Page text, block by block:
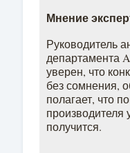
Мнение
Руководитель
департамента
уверен, что
без сомнения,
полагает, что
производителя
получится.